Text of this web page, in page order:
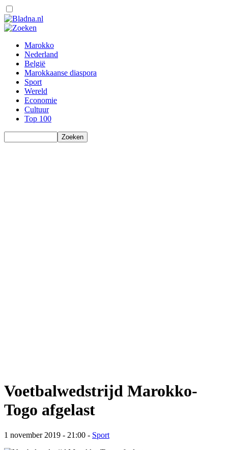
Marokko
Nederland
België
Marokkaanse diaspora
Sport
Wereld
Economie
Cultuur
Top 100
Voetbalwedstrijd Marokko-
Togo afgelast
1 november 2019 - 21:00 - Sport